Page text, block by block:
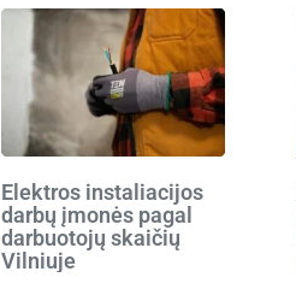
Elektros instaliacijos
darbų įmonės pagal
darbuotojų skaičių
Vilniuje